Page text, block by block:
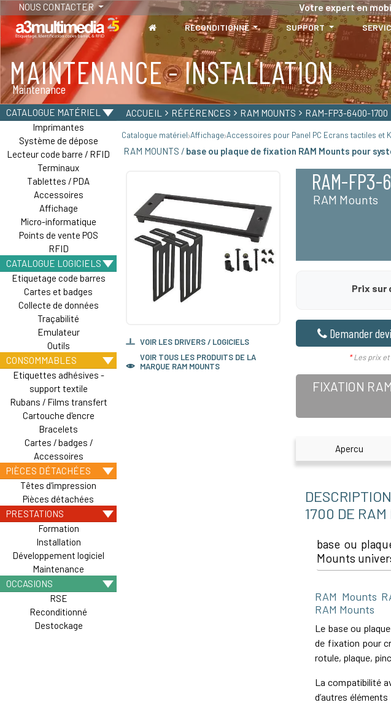
NOUS CONTACTER Votre expert en
RECONDITIONNÉ SUPPORT
MAINTENANCE - INSTALLATION
Maintenance
TABLETTES
Tablettes durcies - Étanches - Résistantes
CATALOGUE MATÉRIEL
Imprimantes
Système de dépose
Lecteur code barre / RFID
Terminaux
Tablettes / PDA
Accessoires
Affichage
Micro-informatique
Points de vente POS
RFID
CATALOGUE LOGICIELS
Etiquetage code barres
Cartes et badges
Collecte de données
Traçabilité
Emulateur
Outils
CONSOMMABLES
Etiquettes adhésives -
support textile
Rubans / Films transfert
Cartouche d'encre
Bracelets
Cartes / badges /
Accessoires
PIÈCES DÉTACHÉES
Têtes d'impression
Pièces détachées
PRESTATIONS
Formation
Installation
Développement logiciel
Maintenance
OCCASIONS
RSE
Reconditionné
Destockage
ACCUEIL RÉFÉRENCES RAM MOUNTS RAM-FP3-6400-1700
Catalogue matériel Affichage Accessoires pour Panel PC Ecrans tactiles et
RAM MOUNTS / base ou plaque de fixation RAM Mounts pour
VOIR LES DRIVERS / LOGICIELS
VOIR TOUS LES PRODUITS DE LA
MARQUE RAM MOUNTS
RAM-FP3-
RAM Mounts
Prix sur
Demander
*Les prix
FIXATION
Apercu
1700 DE
base ou
Mounts
RAM Mounts
RAM Mounts
Le base ou
de fixation pour
rotule, plaque,
La compatibilité
d’autres